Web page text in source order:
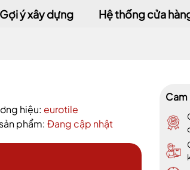
Gợi ý xây dựng Hệ thống cửa
hiệu: eurotile
phẩm: Đang cập nhật
Cam